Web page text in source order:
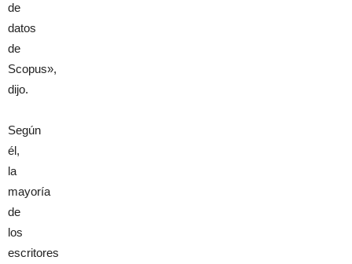
de
datos
de
Scopus»,
dijo.
Según
él,
la
mayoría
de
los
escritores